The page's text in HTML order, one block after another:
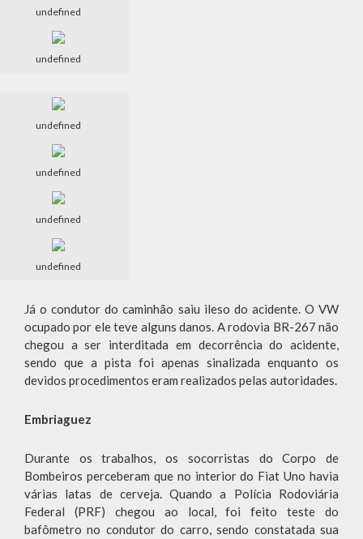
undefined
undefined
undefined
undefined
undefined
undefined
Já o condutor do caminhão saiu ileso do acidente. O VW
ocupado por ele teve alguns danos. A rodovia BR-267 não
chegou a ser interditada em decorrência do acidente,
sendo que a pista foi apenas sinalizada enquanto os
devidos procedimentos eram realizados pelas autoridades.
Embriaguez
Durante os trabalhos, os socorristas do Corpo de
Bombeiros perceberam que no interior do Fiat Uno havia
várias latas de cerveja. Quando a Polícia Rodoviária
Federal (PRF) chegou ao local, foi feito teste do
bafômetro no condutor do carro, sendo constatada sua